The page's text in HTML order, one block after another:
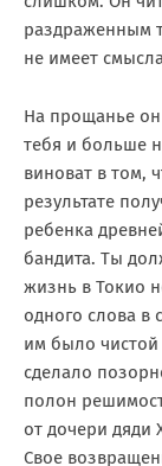
раздраженным
не имеет
На прощанье он
тебя и больше
виноват в том,
результате
ребенка
бандита. Ты
жизнь в Токио
одного слова в
им было
сделало
полон
от дочери дяди
Свое